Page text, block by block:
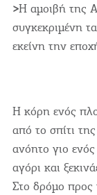
>Η αμοιβή της
συγκεκριμένη
εκείνη την
Η κόρη ενός
από το σπίτι
ανόητο γιο ενός
αγόρι και
Στο δρόμο προς